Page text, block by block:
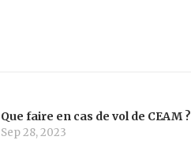
Que faire en cas de vol de CEAM ?
Sep 28, 2023